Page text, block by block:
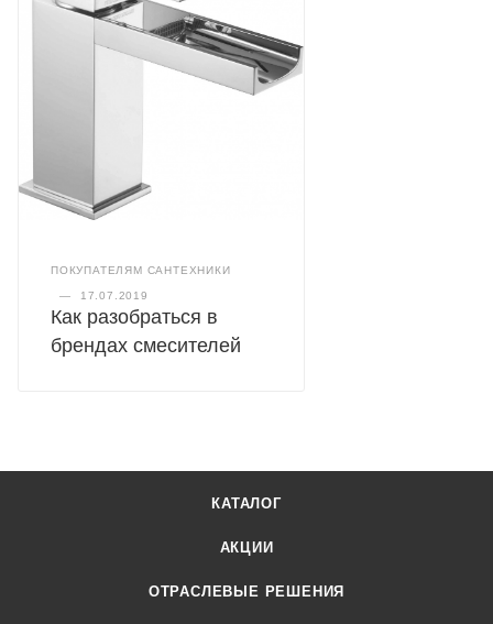
ПОКУПАТЕЛЯМ САНТЕХНИКИ
— 17.07.2019
Как разобраться в
брендах смесителей
КАТАЛОГ
АКЦИИ
ОТРАСЛЕВЫЕ РЕШЕНИЯ